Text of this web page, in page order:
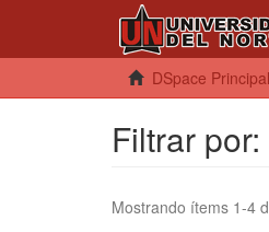
DSpace Principal
Filtrar
Mostrando ítems 1-4